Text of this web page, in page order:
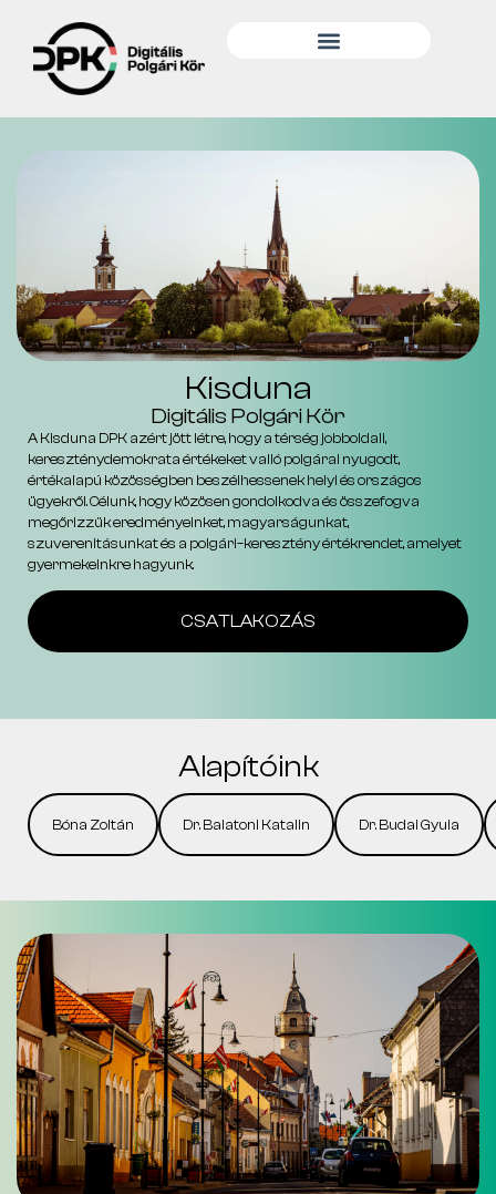
Kisduna
Digitális Polgári Kör
A Kisduna DPK azért jött létre, hogy a térség jobboldali,
kereszténydemokrata értékeket valló polgárai nyugodt,
értékalapú közösségben beszélhessenek helyi és országos
ügyekről. Célunk, hogy közösen gondolkodva és összefogva
megőrizzük eredményeinket, magyarságunkat,
szuverenitásunkat és a polgári–keresztény értékrendet, amelyet
gyermekeinkre hagyunk.
CSATLAKOZÁS
Alapítóink
Bóna Zoltán Dr. Balatoni Katalin Dr. Budai Gyula